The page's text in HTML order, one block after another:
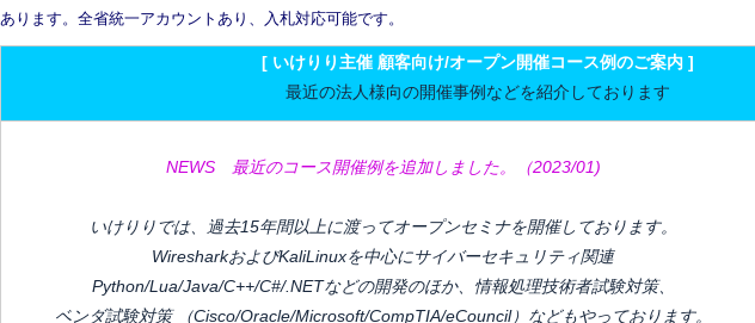
あります。全省統一アカウントあり、入札対応可能です。
[ いけりり主催 顧客向け/オープン開催コース例のご案内 ]
最近の法人様向の開催事例などを紹介しております
NEWS 最近のコース開催例を追加しました。（2023/01)
いけりりでは、過去15年間以上に渡ってオープンセミナを開催しております。
WiresharkおよびKaliLinuxを中心にサイバーセキュリティ関連
Python/Lua/Java/C++/C#/.NETなどの開発のほか、情報処理技術者試験対策、
ベンダ試験対策 （Cisco/Oracle/Microsoft/CompTIA/eCouncil）などもやっております。